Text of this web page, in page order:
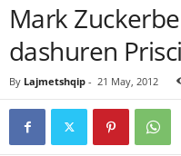
Mark
dashuren
By Lajmetshqip - 21 May, 2012